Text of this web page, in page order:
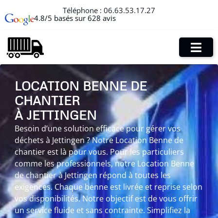
Téléphone : 06.63.53.17.27
4.8/5 basés sur 628 avis
LOCATION BENNE DE
CHANTIER
À JETTINGEN
Besoin d’une solution efficace pour gérer vos
déchets à Jettingen ? Notre Location Benne de
chantier est là pour vous. Pour les particuliers
comme les professionnels, notre Location Benne
de chantier à Jettingen répond à toutes les
exigences. Chaque benne est livrée et reprise selon
vos disponibilités. Notre objectif est de vous offrir
un service fluide et sans contrainte. Simplifiez la